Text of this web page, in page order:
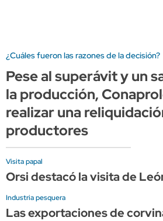
¿Cuáles fueron las razones de la decisión?
Pese al superávit y un
la producción,
realizar una
productores
Visita papal
Orsi destacó la visita de
Industria pesquera
Las exportaciones de